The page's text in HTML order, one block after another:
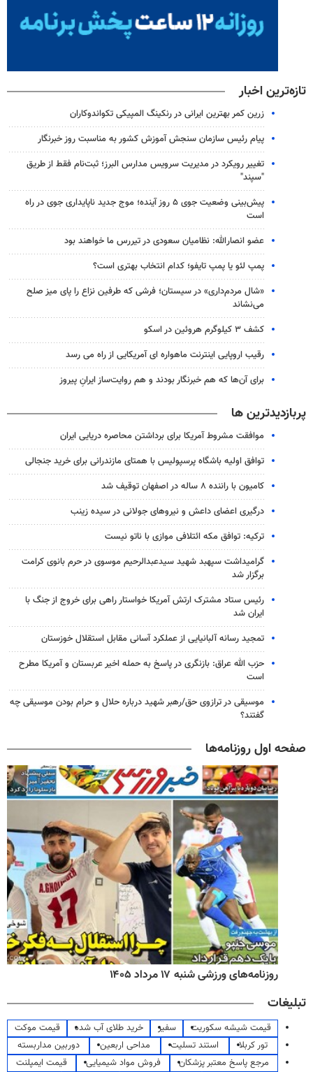
تازه‌ترین اخبار
زرین کمر بهترین ایرانی در رنکینگ المپیکی تکواندوکاران
پیام رئیس سازمان سنجش آموزش کشور به مناسبت روز خبرنگار
تغییر رویکرد در مدیریت سرویس مدارس البرز؛ ثبت‌نام‌ فقط از طریق
"سپند"
پیش‌بینی وضعیت جوی ۵ روز آینده؛ موج جدید ناپایداری جوی در راه
است
عضو انصارالله: نظامیان سعودی در تیررس ما خواهند بود
پمپ لئو یا پمپ تایفو؛ کدام انتخاب بهتری است؟
«شال مردم‌داری» در سیستان؛ فرشی که طرفین نزاع را پای میز صلح
می‌نشاند
کشف ۳ کیلوگرم هروئین در اسکو
رقیب اروپایی اینترنت ماهواره ای آمریکایی از راه می رسد
برای آن‌ها که هم خبرنگار بودند و هم‌ روایت‌ساز ایرانِ پیروز
پربازدیدترین ها
موافقت مشروط آمریکا برای برداشتن محاصره دریایی ایران
توافق اولیه باشگاه پرسپولیس با همتای مازندرانی برای خرید جنجالی
کامیون با راننده ۸ ساله در اصفهان توقیف شد
درگیری اعضای داعش و نیروهای جولانی در سیده زینب
ترکیه: توافق مکه ائتلافی موازی با ناتو نیست
گرامیداشت سپهبد شهید سیدعبدالرحیم موسوی در حرم بانوی کرامت
برگزار شد
رئیس ستاد مشترک ارتش آمریکا خواستار راهی برای خروج از جنگ با
ایران شد
تمجید رسانه آلبانیایی از عملکرد آسانی مقابل استقلال خوزستان
حزب الله عراق: بازنگری در پاسخ به حمله اخیر عربستان و آمریکا مطرح
است
موسیقی در ترازوی حق/رهبر شهید درباره حلال و حرام بودن موسیقی چه
گفتند؟
صفحه اول روزنامه‌ها
روزنامه‌های ورزشی شنبه ۱۷ مرداد ۱۴۰۵
تبلیغات
قیمت شیشه سکوریت سفیر خرید طلای آب شده
قیمت موکت
تور کربلا
استند تسلیت مداحی اربعین
دوربین مداربسته
مرجع پاسخ معتبر پزشکان
فروش مواد شیمیایی
قیمت ایمپلنت